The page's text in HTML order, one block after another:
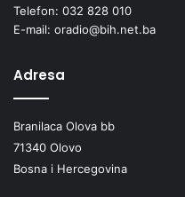
Telefon: 032 828 010
E-mail: oradio@bih.net.ba
Adresa
Branilaca Olova bb
71340 Olovo
Bosna i Hercegovina